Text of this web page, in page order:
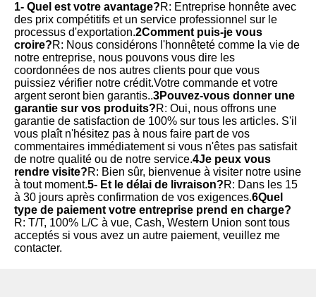
1- Quel est votre avantage?R: Entreprise honnête avec
des prix compétitifs et un service professionnel sur le
processus d'exportation.2Comment puis-je vous
croire?R: Nous considérons l'honnêteté comme la vie de
notre entreprise, nous pouvons vous dire les
coordonnées de nos autres clients pour que vous
puissiez vérifier notre crédit.Votre commande et votre
argent seront bien garantis..3Pouvez-vous donner une
garantie sur vos produits?R: Oui, nous offrons une
garantie de satisfaction de 100% sur tous les articles. S'il
vous plaît n'hésitez pas à nous faire part de vos
commentaires immédiatement si vous n'êtes pas satisfait
de notre qualité ou de notre service.4Je peux vous
rendre visite?R: Bien sûr, bienvenue à visiter notre usine
à tout moment.5- Et le délai de livraison?R: Dans les 15
à 30 jours après confirmation de vos exigences.6Quel
type de paiement votre entreprise prend en charge?
R: T/T, 100% L/C à vue, Cash, Western Union sont tous
acceptés si vous avez un autre paiement, veuillez me
contacter.